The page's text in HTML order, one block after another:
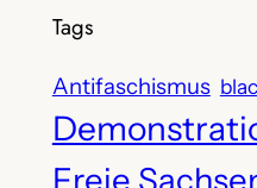
Tags
Antifaschismus
Freie